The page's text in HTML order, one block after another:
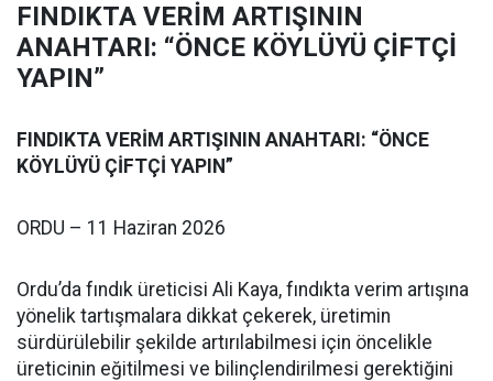
FINDIKTA VERİM ARTIŞININ
ANAHTARI: “ÖNCE KÖYLÜYÜ ÇİFTÇİ
YAPIN”
FINDIKTA VERİM ARTIŞININ ANAHTARI: “ÖNCE
KÖYLÜYÜ ÇİFTÇİ YAPIN”
ORDU – 11 Haziran 2026
Ordu’da fındık üreticisi Ali Kaya, fındıkta verim artışına
yönelik tartışmalara dikkat çekerek, üretimin
sürdürülebilir şekilde artırılabilmesi için öncelikle
üreticinin eğitilmesi ve bilinçlendirilmesi gerektiğini